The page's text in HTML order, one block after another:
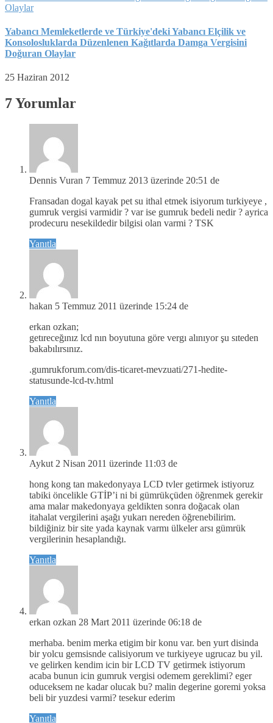
Yabancı Memleketlerde ve Türkiye'deki Yabancı Elçilik ve
Konsolosluklarda Düzenlenen Kağıtlarda Damga Vergisini
Doğuran Olaylar
25 Haziran 2012
7 Yorumlar
Dennis Vuran 7 Temmuz 2013 üzerinde 20:51 de
Fransadan dogal kayak pet su ithal etmek isiyorum turkiyeye ,
gumruk vergisi varmidir ? var ise gumruk bedeli nedir ? ayrica
prodecuru nesekildedir bilgisi olan varmi ? TSK
Yanıtla
hakan 5 Temmuz 2011 üzerinde 15:24 de
erkan ozkan;
getıreceğınız lcd nın boyutuna göre vergı alınıyor şu sıteden
bakabılırsınız.
.gumrukforum.com/dis-ticaret-mevzuati/271-hedite-
statusunde-lcd-tv.html
Yanıtla
Aykut 2 Nisan 2011 üzerinde 11:03 de
hong kong tan makedonyaya LCD tvler getirmek istiyoruz
tabiki öncelikle GTİP’i ni bi gümrükçüden öğrenmek gerekir
ama malar makedonyaya geldikten sonra doğacak olan
itahalat vergilerini aşağı yukarı nereden öğrenebilirim.
bildiğiniz bir site yada kaynak varmı ülkeler arsı gümrük
vergilerinin hesaplandığı.
Yanıtla
erkan ozkan 28 Mart 2011 üzerinde 06:18 de
merhaba. benim merka etigim bir konu var. ben yurt disinda
bir yolcu gemsisnde calisiyorum ve turkiyeye ugrucaz bu yil.
ve gelirken kendim icin bir LCD TV getirmek istiyorum
acaba bunun icin gumruk vergisi odemem gereklimi? eger
oduceksem ne kadar olucak bu? malin degerine goremi yoksa
beli bir yuzdesi varmi? tesekur ederim
Yanıtla